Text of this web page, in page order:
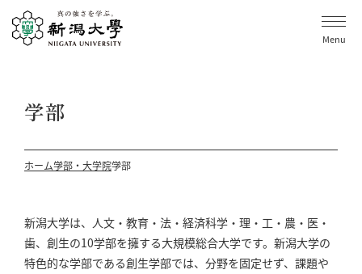
Menu
学部
ホーム学部・大学院学部
新潟大学は、人文・教育・法・経済科学・理・工・農・医・
歯、創生の10学部を擁する大規模総合大学です。新潟大学の
特色的な学部である創生学部では、分野を固定せず、課題や